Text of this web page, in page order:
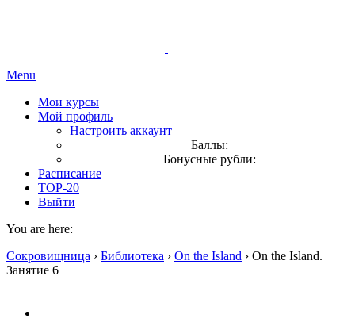
Menu
Мои курсы
Мой профиль
Настроить аккаунт
Баллы:
Бонусные рубли:
Расписание
TOP-20
Выйти
You are here:
Сокровищница › Библиотека › On the Island › On the Island.
Занятие 6